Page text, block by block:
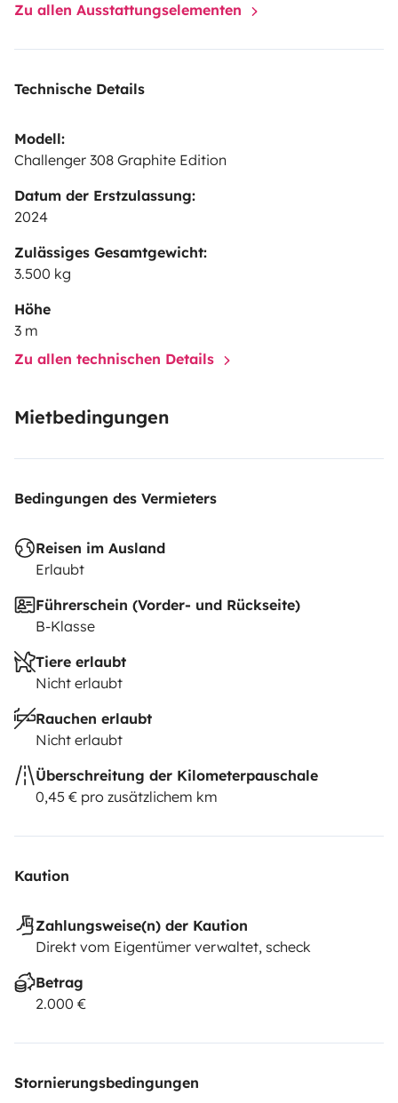
Zu allen Ausstattungselementen
Technische Details
Modell:
Challenger 308 Graphite Edition
Datum der Erstzulassung:
2024
Zulässiges Gesamtgewicht:
3.500 kg
Höhe
3 m
Zu allen technischen Details
Mietbedingungen
Bedingungen des Vermieters
Reisen im Ausland
Erlaubt
Führerschein (Vorder- und Rückseite)
B-Klasse
Tiere erlaubt
Nicht erlaubt
Rauchen erlaubt
Nicht erlaubt
Überschreitung der Kilometerpauschale
0,45 € pro zusätzlichem km
Kaution
Zahlungsweise(n) der Kaution
Direkt vom Eigentümer verwaltet, scheck
Betrag
2.000 €
Stornierungsbedingungen